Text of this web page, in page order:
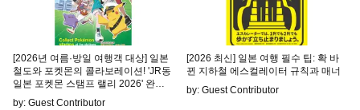
[2026년 여름·방일 여행객 대상] 일본
철도와 포켓몬의 콜라보레이션! 'JR동
일본 포켓몬 스탬프 랠리 2026' 완전
가이드 & 도쿄·동일본 주변 관광
by: Guest Contributor
[2026 최신] 일본 여행 필수 팁: 확 바
뀐 지하철 에스컬레이터 규칙과 매너
by: Guest Contributor